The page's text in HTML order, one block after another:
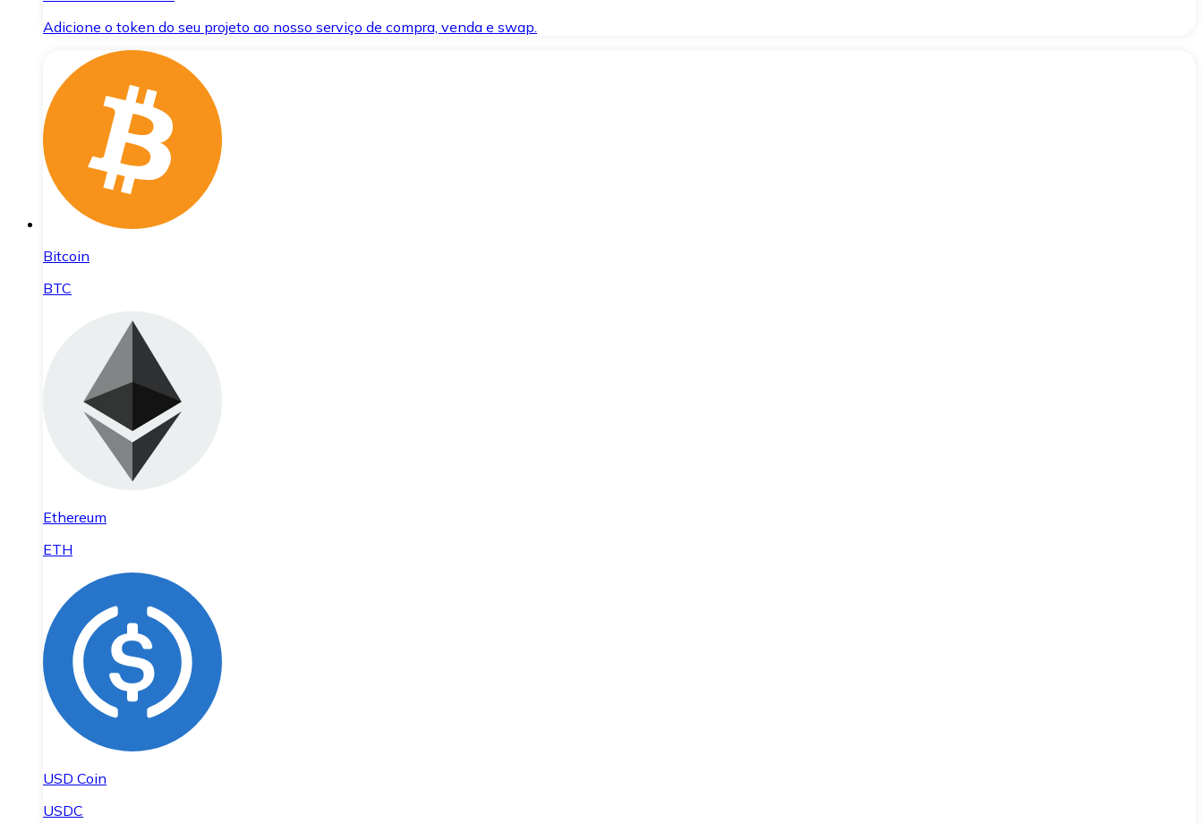
Adicione o token do seu projeto ao nosso serviço de compra, venda e swap.
Bitcoin
BTC
Ethereum
ETH
USD Coin
USDC